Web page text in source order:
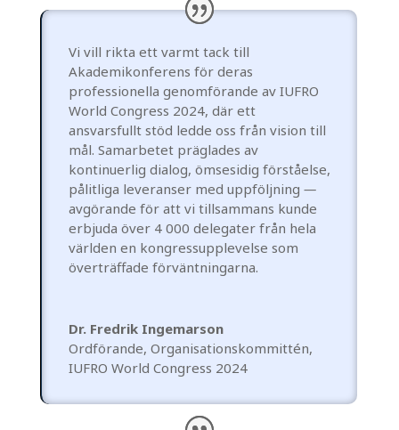
Vi vill rikta ett varmt tack till
Akademikonferens för deras
professionella genomförande av IUFRO
World Congress 2024, där ett
ansvarsfullt stöd ledde oss från vision till
mål. Samarbetet präglades av
kontinuerlig dialog, ömsesidig förståelse,
pålitliga leveranser med uppföljning —
avgörande för att vi tillsammans kunde
erbjuda över 4 000 delegater från hela
världen en kongressupplevelse som
överträffade förväntningarna.
Dr. Fredrik Ingemarson
Ordförande, Organisationskommittén,
IUFRO World Congress 2024